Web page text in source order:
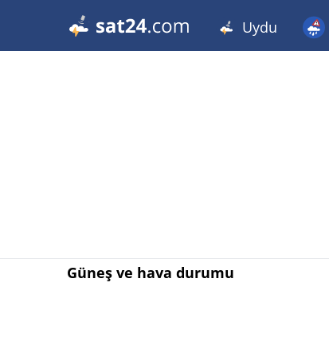
Uydu
Güneş ve hava durumu